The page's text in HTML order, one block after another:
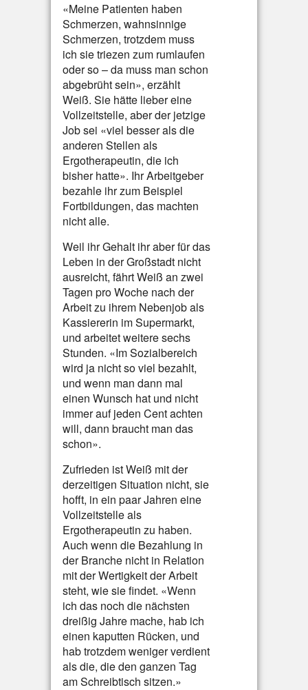
«Meine Patienten haben
Schmerzen, wahnsinnige
Schmerzen, trotzdem muss
ich sie triezen zum rumlaufen
oder so – da muss man schon
abgebrüht sein», erzählt
Weiß. Sie hätte lieber eine
Vollzeitstelle, aber der jetzige
Job sei «viel besser als die
anderen Stellen als
Ergotherapeutin, die ich
bisher hatte». Ihr Arbeitgeber
bezahle ihr zum Beispiel
Fortbildungen, das machten
nicht alle.
Weil ihr Gehalt ihr aber für das
Leben in der Großstadt nicht
ausreicht, fährt Weiß an zwei
Tagen pro Woche nach der
Arbeit zu ihrem Nebenjob als
Kassiererin im Supermarkt,
und arbeitet weitere sechs
Stunden. «Im Sozialbereich
wird ja nicht so viel bezahlt,
und wenn man dann mal
einen Wunsch hat und nicht
immer auf jeden Cent achten
will, dann braucht man das
schon».
Zufrieden ist Weiß mit der
derzeitigen Situation nicht, sie
hofft, in ein paar Jahren eine
Vollzeitstelle als
Ergotherapeutin zu haben.
Auch wenn die Bezahlung in
der Branche nicht in Relation
mit der Wertigkeit der Arbeit
steht, wie sie findet. «Wenn
ich das noch die nächsten
dreißig Jahre mache, hab ich
einen kaputten Rücken, und
hab trotzdem weniger verdient
als die, die den ganzen Tag
am Schreibtisch sitzen.»